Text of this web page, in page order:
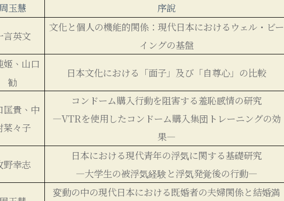
玉慧
序說
言英文
文化と個人の機能的関係：現代日本におけるウェル・ビー
イングの基盤
姬、山口
勧
日本文化における「面子」及び「自尊心」の比較
匡貴、中
菜々子
コンドーム購入行動を阻害する羞恥感情の研究
―VTRを使用したコンドーム購入集団トレーニングの効
果―
野幸志
日本における現代青年の浮気に関する基礎研究
―大学生の被浮気経験と浮気発覚後の行動―
変動の中の現代日本における既婚者の夫婦関係と結婚満